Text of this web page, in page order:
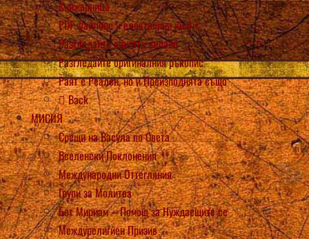
Книжарница
PDF файлове и електронни книги
Разгледайте книгата онлайн
Разгледайте оригиналния ръкопис
Раят е Реален, но и Преизподнята също
Back
МИСИЯ
Срещи на Васула по Света
Вселенски Поклонения
Международни Оттегляния
Групи за Молитва
Бет Мириам – Помощ за Нуждаещите се
Междурелигиен Призив